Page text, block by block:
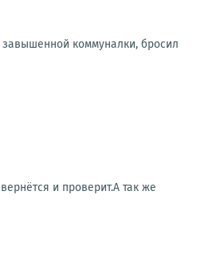
коммуналки, бросил
и проверит.А так же